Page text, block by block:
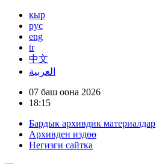
кыр
рус
eng
tr
中文
العربية
07 баш оона 2026
18:15
Бардык архивдик материалдар
Архивден издөө
Негизги сайтка